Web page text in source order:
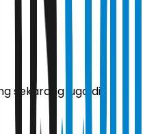
sekarang juga di